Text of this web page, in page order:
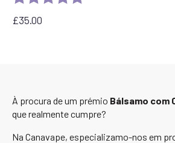
£35.00
À procura de um prémio Bálsamo com
que realmente cumpre?
Na Canavape, especializamo-nos em